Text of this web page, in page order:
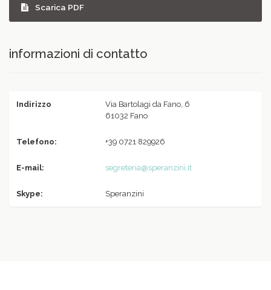
Scarica PDF
informazioni di contatto
Indirizzo
Via Bartolagi da Fano, 6
61032 Fano
Telefono: +39 0721 829926
E-mail: segreteria@speranzini.it
Skype: Speranzini